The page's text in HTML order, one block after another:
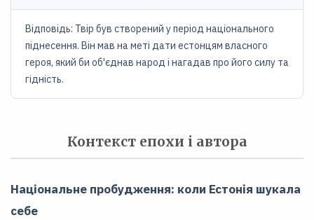
Відповідь: Твір був створений у період національного
піднесення. Він мав на меті дати естонцям власного
героя, який би об'єднав народ і нагадав про його силу та
гідність.
Контекст епохи і автора
Національне пробудження: коли Естонія шукала
себе